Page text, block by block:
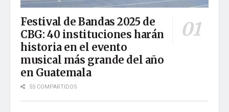
Festival de Bandas 2025 de
CBG: 40 instituciones harán
historia en el evento
musical más grande del año
en Guatemala
55 COMPARTIDOS